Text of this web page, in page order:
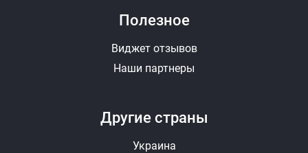
Другие страны
Украина
Полезное
Виджет отзывов
Наши партнеры